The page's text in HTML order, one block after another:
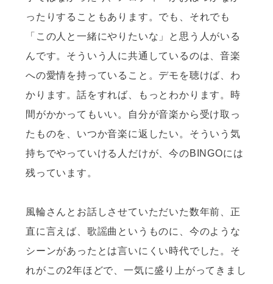
ったりすることもあります。でも、それでも
「この人と一緒にやりたいな」と思う人がいる
んです。そういう人に共通しているのは、音楽
への愛情を持っていること。デモを聴けば、わ
かります。話をすれば、もっとわかります。時
間がかかってもいい。自分が音楽から受け取っ
たものを、いつか音楽に返したい。そういう気
持ちでやっていける人だけが、今のBINGOには
残っています。
風輪さんとお話しさせていただいた数年前、正
直に言えば、歌謡曲というものに、今のような
シーンがあったとは言いにくい時代でした。そ
れがこの2年ほどで、一気に盛り上がってきまし